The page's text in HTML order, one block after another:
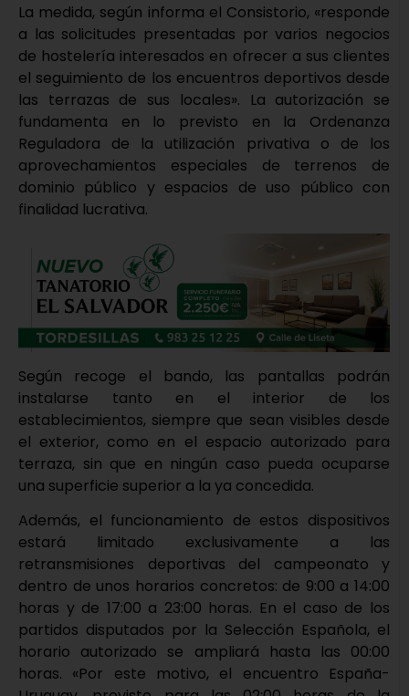
La medida, según informa el Consistorio, «responde
a las solicitudes presentadas por varios negocios
de hostelería interesados en ofrecer a sus clientes
el seguimiento de los encuentros deportivos desde
las terrazas de sus locales». La autorización se
fundamenta en lo previsto en la Ordenanza
Reguladora de la utilización privativa o de los
aprovechamientos especiales de terrenos de
dominio público y espacios de uso público con
finalidad lucrativa.
Según recoge el bando, las pantallas podrán
instalarse tanto en el interior de los
establecimientos, siempre que sean visibles desde
el exterior, como en el espacio autorizado para
terraza, sin que en ningún caso pueda ocuparse
una superficie superior a la ya concedida.
Además, el funcionamiento de estos dispositivos
estará limitado exclusivamente a las
retransmisiones deportivas del campeonato y
dentro de unos horarios concretos: de 9:00 a 14:00
horas y de 17:00 a 23:00 horas. En el caso de los
partidos disputados por la Selección Española, el
horario autorizado se ampliará hasta las 00:00
horas. «Por este motivo, el encuentro España-